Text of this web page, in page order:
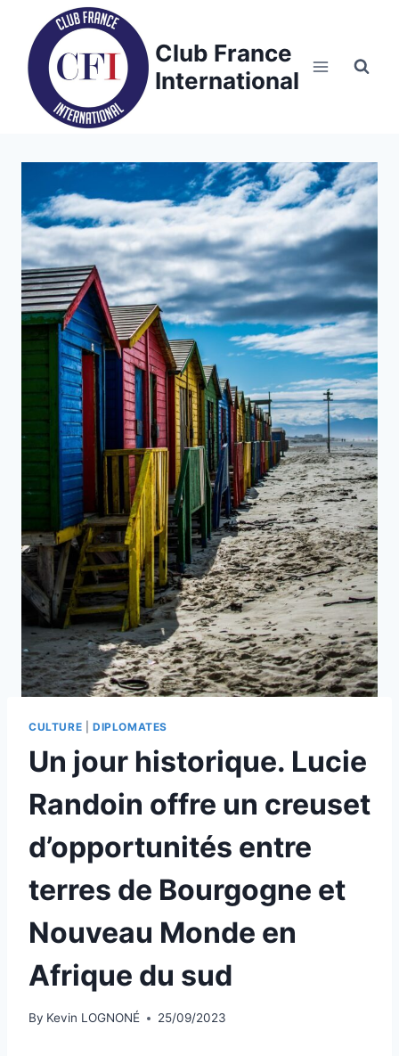
content
Club France
International
CULTURE DIPLOMATES
Un jour historique. Lucie
Randoin offre un creuset
d’opportunités entre
terres de Bourgogne et
Nouveau Monde en
Afrique du sud
By Kevin LOGNONÉ 25/09/2023